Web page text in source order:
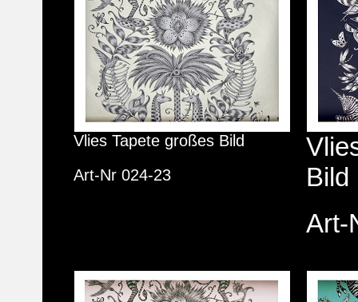
Vlies Tapete großes Bild
Art-Nr 024-23
Bild
Art-